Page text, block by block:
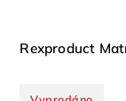
Rexproduct